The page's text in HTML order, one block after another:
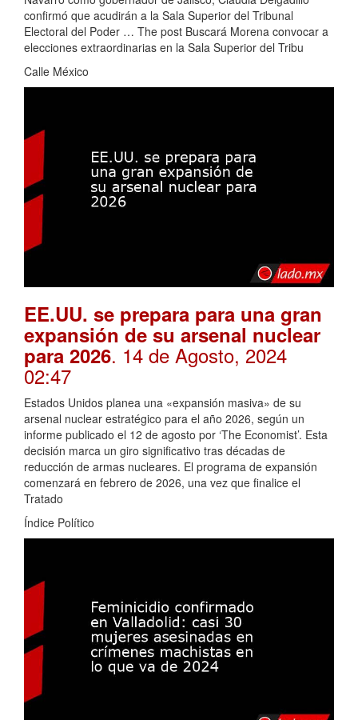
confirmó que acudirán a la Sala Superior del Tribunal
Electoral del Poder … The post Buscará Morena convocar a
elecciones extraordinarias en la Sala Superior del Tribu
Calle México
EE.UU. se prepara para una gran
expansión de su arsenal nuclear
para 2026. 14 de Agosto, 2024
02:47
Estados Unidos planea una «expansión masiva» de su
arsenal nuclear estratégico para el año 2026, según un
informe publicado el 12 de agosto por ‘The Economist’. Esta
decisión marca un giro significativo tras décadas de
reducción de armas nucleares. El programa de expansión
comenzará en febrero de 2026, una vez que finalice el
Tratado
Índice Político